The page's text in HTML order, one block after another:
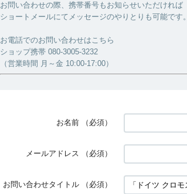
お問い合わせの際、携帯番号もお知らせいただければ
ショートメールにてメッセージのやりとりも可能です。
お電話でのお問い合わせはこちら
ショップ携帯 080-3005-3232
（営業時間 月～金 10:00-17:00）
お名前 （必須）
メールアドレス （必須）
お問い合わせタイトル （必須）